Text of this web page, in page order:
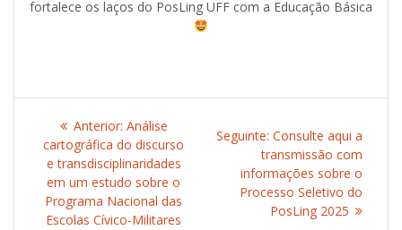
fortalece os laços do PosLing UFF com a Educação Básica
Navegação
de
Post
Anterior: Post
anterior:
Análise
cartográfica do discurso
e transdisciplinaridades
em um estudo sobre o
Programa Nacional das
Escolas Cívico-Militares
Seguinte: Post
seguinte:
Consulte aqui a
transmissão com
informações sobre o
Processo Seletivo do
PosLing 2025